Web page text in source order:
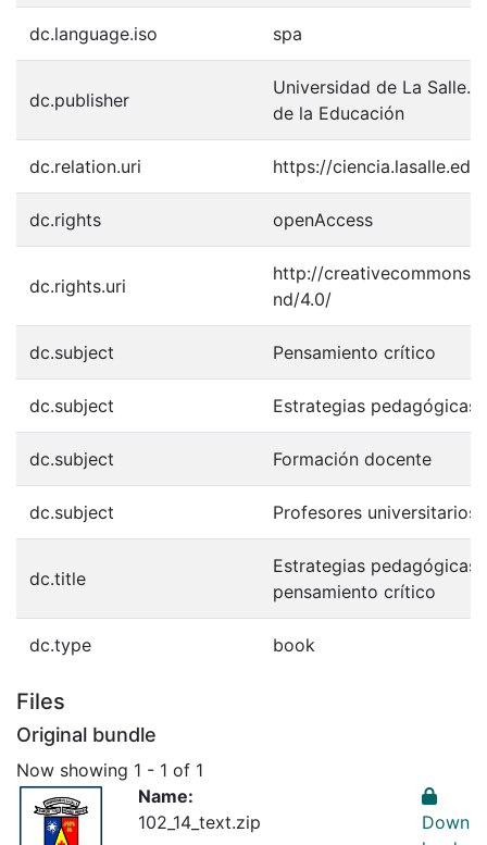
dc.language.iso spa
dc.publisher
Universidad de La Salle.
de la Educación
dc.relation.uri https://
dc.rights openAccess
dc.rights.uri
http://
nd/4.0/
dc.subject Pensamiento crítico
dc.subject Estrategias pedagógicas
dc.subject Formación docente
dc.subject Profesores universitarios
dc.title
Estrategias pedagógicas
pensamiento crítico
dc.type book
Files
Original bundle
Now showing 1 - 1 of 1
Name:
102_14_text.zip
Down